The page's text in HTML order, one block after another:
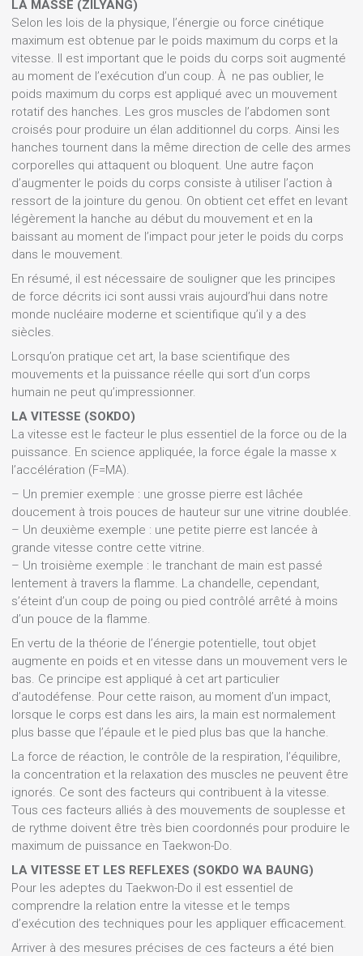
LA MASSE (ZILYANG)
Selon les lois de la physique, l’énergie ou force cinétique
maximum est obtenue par le poids maximum du corps et la
vitesse. Il est important que le poids du corps soit augmenté
au moment de l’exécution d’un coup. À ne pas oublier, le
poids maximum du corps est appliqué avec un mouvement
rotatif des hanches. Les gros muscles de l’abdomen sont
croisés pour produire un élan additionnel du corps. Ainsi les
hanches tournent dans la même direction de celle des armes
corporelles qui attaquent ou bloquent. Une autre façon
d’augmenter le poids du corps consiste à utiliser l’action à
ressort de la jointure du genou. On obtient cet effet en levant
légèrement la hanche au début du mouvement et en la
baissant au moment de l’impact pour jeter le poids du corps
dans le mouvement.
En résumé, il est nécessaire de souligner que les principes
de force décrits ici sont aussi vrais aujourd’hui dans notre
monde nucléaire moderne et scientifique qu’il y a des
siècles.
Lorsqu’on pratique cet art, la base scientifique des
mouvements et la puissance réelle qui sort d’un corps
humain ne peut qu’impressionner.
LA VITESSE (SOKDO)
La vitesse est le facteur le plus essentiel de la force ou de la
puissance. En science appliquée, la force égale la masse x
l’accélération (F=MA).
– Un premier exemple : une grosse pierre est lâchée
doucement à trois pouces de hauteur sur une vitrine doublée.
– Un deuxième exemple : une petite pierre est lancée à
grande vitesse contre cette vitrine.
– Un troisième exemple : le tranchant de main est passé
lentement à travers la flamme. La chandelle, cependant,
s’éteint d’un coup de poing ou pied contrôlé arrêté à moins
d’un pouce de la flamme.
En vertu de la théorie de l’énergie potentielle, tout objet
augmente en poids et en vitesse dans un mouvement vers le
bas. Ce principe est appliqué à cet art particulier
d’autodéfense. Pour cette raison, au moment d’un impact,
lorsque le corps est dans les airs, la main est normalement
plus basse que l’épaule et le pied plus bas que la hanche.
La force de réaction, le contrôle de la respiration, l’équilibre,
la concentration et la relaxation des muscles ne peuvent être
ignorés. Ce sont des facteurs qui contribuent à la vitesse.
Tous ces facteurs alliés à des mouvements de souplesse et
de rythme doivent être très bien coordonnés pour produire le
maximum de puissance en Taekwon-Do.
LA VITESSE ET LES REFLEXES (SOKDO WA BAUNG)
Pour les adeptes du Taekwon-Do il est essentiel de
comprendre la relation entre la vitesse et le temps
d’exécution des techniques pour les appliquer efficacement.
Arriver à des mesures précises de ces facteurs a été bien